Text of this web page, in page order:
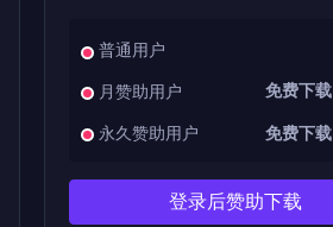
普通用户
月赞助用户 免费下载
永久赞助用户 免费下载
登录后赞助下载